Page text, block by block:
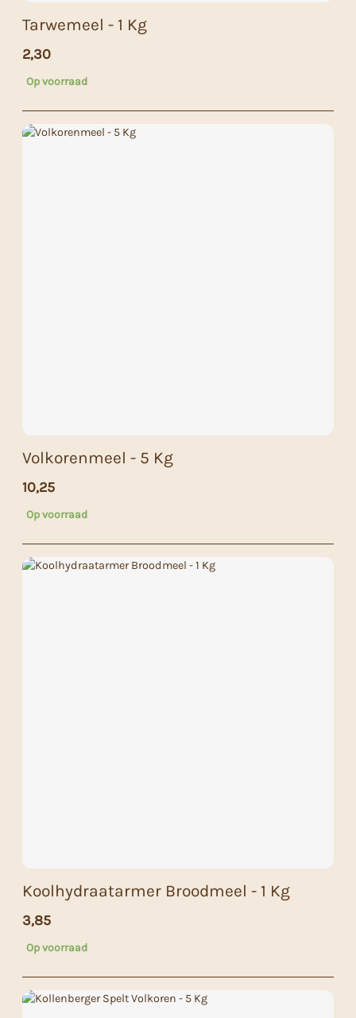
Tarwemeel - 1 Kg
2,30
Op voorraad
Volkorenmeel - 5 Kg
10,25
Op voorraad
Koolhydraatarmer Broodmeel - 1 Kg
3,85
Op voorraad